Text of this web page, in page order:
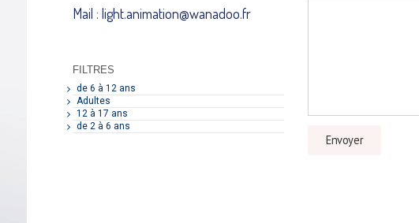
Mail : light.animation@wanadoo.fr
FILTRES
de 6 à 12 ans
Adultes
12 à 17 ans
de 2 à 6 ans